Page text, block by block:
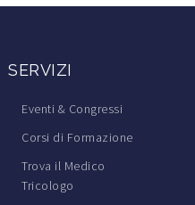
SERVIZI
Eventi & Congressi
Corsi di Formazione
Trova il Medico
Tricologo